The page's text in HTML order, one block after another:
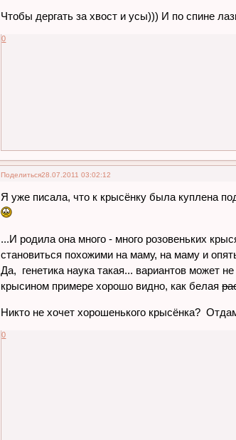
Чтобы дергать за хвост и усы))) И по спине
0
Поделиться28.07.2011 03:02:12
Я уже писала, что к крысёнку была куплена
...И родила она много - много розовеньких
становиться похожими на маму, на маму и
Да, генетика наука такая... вариантов может
крысином примере хорошо видно, как белая
Никто не хочет хорошенького крысёнка?
0